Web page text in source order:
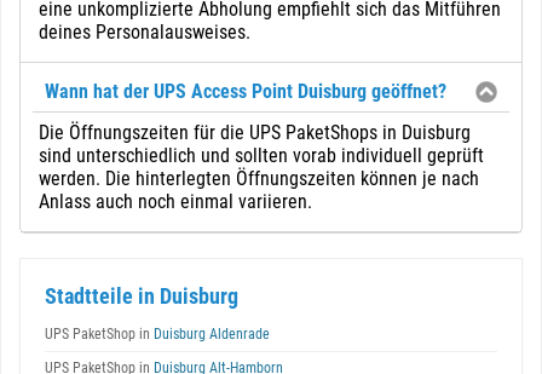
eine unkomplizierte Abholung empfiehlt sich das Mitführen
deines Personalausweises.
Wann hat der UPS Access Point Duisburg geöffnet?
Die Öffnungszeiten für die UPS PaketShops in Duisburg
sind unterschiedlich und sollten vorab individuell geprüft
werden. Die hinterlegten Öffnungszeiten können je nach
Anlass auch noch einmal variieren.
Stadtteile in Duisburg
UPS PaketShop in Duisburg Aldenrade
UPS PaketShop in Duisburg Alt-Hamborn